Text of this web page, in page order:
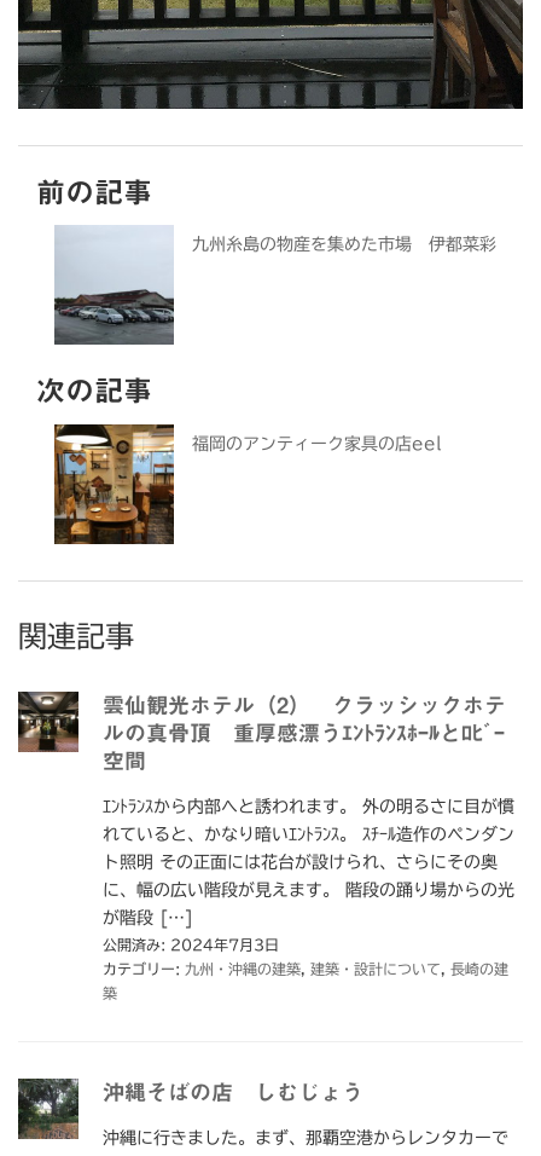
前の記事
九州糸島の物産を集めた市場 伊都菜彩
次の記事
福岡のアンティーク家具の店eel
関連記事
雲仙観光ホテル（2） クラッシックホテ
ルの真骨頂 重厚感漂うｴﾝﾄﾗﾝｽﾎｰﾙとﾛﾋﾞｰ
空間
ｴﾝﾄﾗﾝｽから内部へと誘われます。 外の明るさに目が慣
れていると、かなり暗いｴﾝﾄﾗﾝｽ。 ｽﾁｰﾙ造作のペンダン
ト照明 その正面には花台が設けられ、さらにその奥
に、幅の広い階段が見えます。 階段の踊り場からの光
が階段 […]
公開済み: 2024年7月3日
カテゴリー: 九州・沖縄の建築 建築・設計について
長崎の建
築
沖縄そばの店 しむじょう
沖縄に行きました。まず、那覇空港からレンタカーで